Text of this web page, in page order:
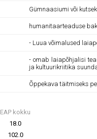
Gümnaasiumi või
humanitaarteaduse
- Luua võimalused
- omab laiapõhjalisi
ja kultuurikriitika
Õppekava täitmiseks
EAP kokku
18.0
102.0